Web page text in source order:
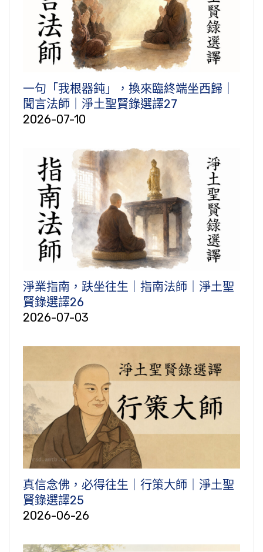
一句「我根器鈍」，換來臨終端坐西歸｜
聞言法師｜淨土聖賢錄選譯27
2026-07-10
淨業指南，趺坐往生｜指南法師｜淨土聖
賢錄選譯26
2026-07-03
真信念佛，必得往生｜行策大師｜淨土聖
賢錄選譯25
2026-06-26